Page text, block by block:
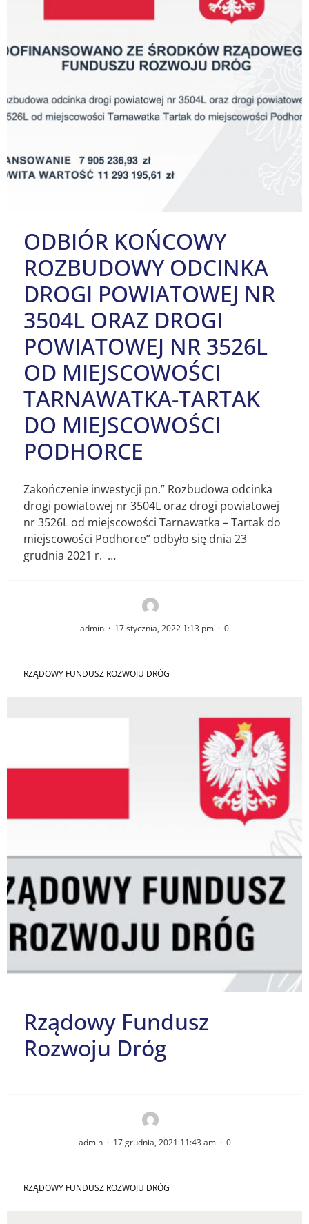
ODBIÓR KOŃCOWY
ROZBUDOWY ODCINKA
DROGI POWIATOWEJ NR
3504L ORAZ DROGI
POWIATOWEJ NR 3526L
OD MIEJSCOWOŚCI
TARNAWATKA-TARTAK
DO MIEJSCOWOŚCI
PODHORCE
Zakończenie inwestycji pn.” Rozbudowa odcinka
drogi powiatowej nr 3504L oraz drogi powiatowej
nr 3526L od miejscowości Tarnawatka – Tartak do
miejscowości Podhorce” odbyło się dnia 23
grudnia 2021 r. …
admin · 17 stycznia, 2022 1:13 pm · 0
RZĄDOWY FUNDUSZ ROZWOJU DRÓG
Rządowy Fundusz
Rozwoju Dróg
admin · 17 grudnia, 2021 11:43 am · 0
RZĄDOWY FUNDUSZ ROZWOJU DRÓG